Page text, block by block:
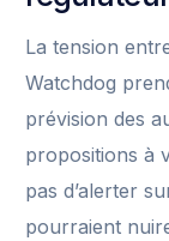
La tension
Watchdog
prévision des
propositions à
pas d’alerter
pourraient